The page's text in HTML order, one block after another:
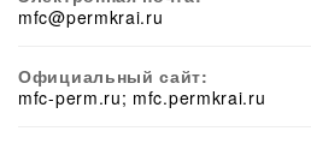
mfc@permkrai.ru
Официальный сайт:
mfc-perm.ru; mfc.permkrai.ru